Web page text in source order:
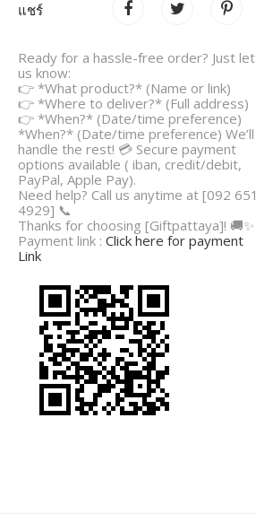
แชร์
Ready for a hassle-free order? Just let
us know:
👉 *What product?* (Name or link)
👉 *Where to deliver?* (Full address)
👉 *When?* (Date/time preference)
*When?* (Date/time preference) We’ll
handle the rest! 💳 Secure payment
options available ( iban, credit/debit,
PayPal, Apple Pay).
Need help? Call us anytime at [092 651
4929] 📞
Thanks for choosing [Giftpattaya]! 🚚✨
Payment link : Click here for payment
Link